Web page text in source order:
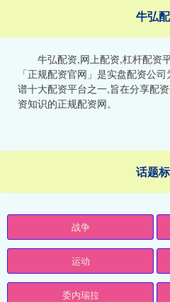
牛弘
牛弘配资,网上配资,杠杆配资
「正规配资官网」是实盘配资公
谱十大配资平台之一,旨在分享配
资知识的正规配资网。
话题
战争
运动
委内瑞拉